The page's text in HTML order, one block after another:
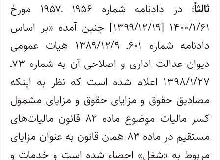
ثالثاً؛
در دادنامه شماره ۱۹۵۶ ـ۱۹۵۷ مورخ
۱۴۰۰/۱/۶۱ [۱۳۹۹/۱۲/۱۹] چنین آمده «بر اساس
دادنامه شماره ۶۰۱ـ ۱۳۸۹/۱۲/۹ هیات عمومی
دیوان عدالت اداری و اصلاحی آن به شماره ۷۳ـ
۱۳۹۸/۱/۲۷ اعلام شده است که نظر به اینکه
مصادیق حقوق و مزایای حقوق و مزایای مشمول
کسر مالیات موضوع ماده ۸۲ قانون مالیات‌های
مستقیم در ماده ۸۳ همان قانون به عنوان مزایای
مربوط به «شغل» احصاء شده است و خدمات و